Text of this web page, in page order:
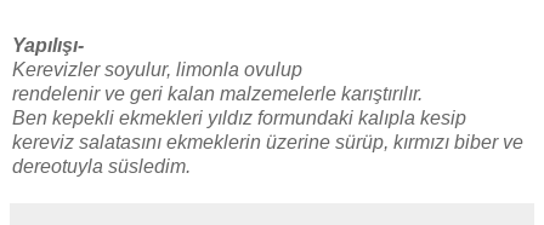
Yapılışı-
Kerevizler soyulur, limonla ovulup
rendelenir ve geri kalan malzemelerle karıştırılır.
Ben kepekli ekmekleri yıldız formundaki kalıpla kesip
kereviz salatasını ekmeklerin üzerine sürüp, kırmızı biber ve
dereotuyla süsledim.